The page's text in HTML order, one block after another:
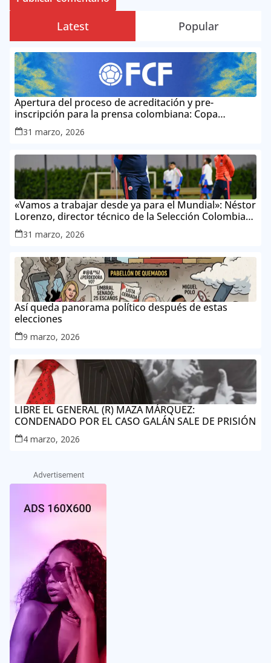
Latest Popular
Apertura del proceso de acreditación y pre-
inscripción para la prensa colombiana: Copa
Mundial de la FIFA 2026 ™
31 marzo, 2026
«Vamos a trabajar desde ya para el Mundial»: Néstor
Lorenzo, director técnico de la Selección Colombia
Masculina de Mayores
31 marzo, 2026
Así queda panorama político después de estas
elecciones
9 marzo, 2026
LIBRE EL GENERAL (R) MAZA MÁRQUEZ:
CONDENADO POR EL CASO GALÁN SALE DE PRISIÓN
4 marzo, 2026